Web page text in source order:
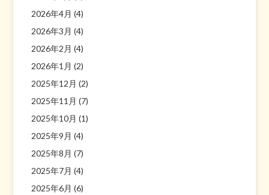
2026年4月 (4)
2026年3月 (4)
2026年2月 (4)
2026年1月 (2)
2025年12月 (2)
2025年11月 (7)
2025年10月 (1)
2025年9月 (4)
2025年8月 (7)
2025年7月 (4)
2025年6月 (6)